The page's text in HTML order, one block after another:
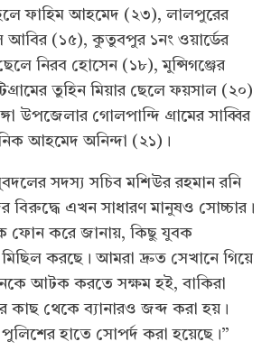
ফাহিম আহমেদ (২৩), লালপুরের
আবির (১৫), কুতুবপুর ১নং ওয়ার্ডের
নিরব হোসেন (১৮), মুন্সিগঞ্জের
তুহিন মিয়ার ছেলে ফয়সাল (২০)
উপজেলার গোলপান্দি গ্রামের সাব্বির
আহমেদ অনিন্দা (২১)।
সদস্য সচিব মশিউর রহমান রনি
বিরুদ্ধে এখন সাধারণ মানুষও সোচ্চার।
ফোন করে জানায়, কিছু যুবক
মিছিল করছে। আমরা দ্রুত সেখানে গিয়ে
আটক করতে সক্ষম হই, বাকিরা
কাছ থেকে ব্যানারও জব্দ করা হয়।
হাতে সোপর্দ করা হয়েছে।”